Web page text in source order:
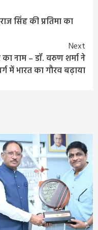
सिंह की प्रतिमा का
Next
का नाम – डॉ. वरुण शर्मा ने
में भारत का गौरव बढ़ाया